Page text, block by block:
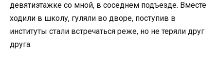
девятиэтажке со мной, в соседнем подъезде. Вместе
ходили в школу, гуляли во дворе, поступив в
институты стали встречаться реже, но не теряли друг
друга.